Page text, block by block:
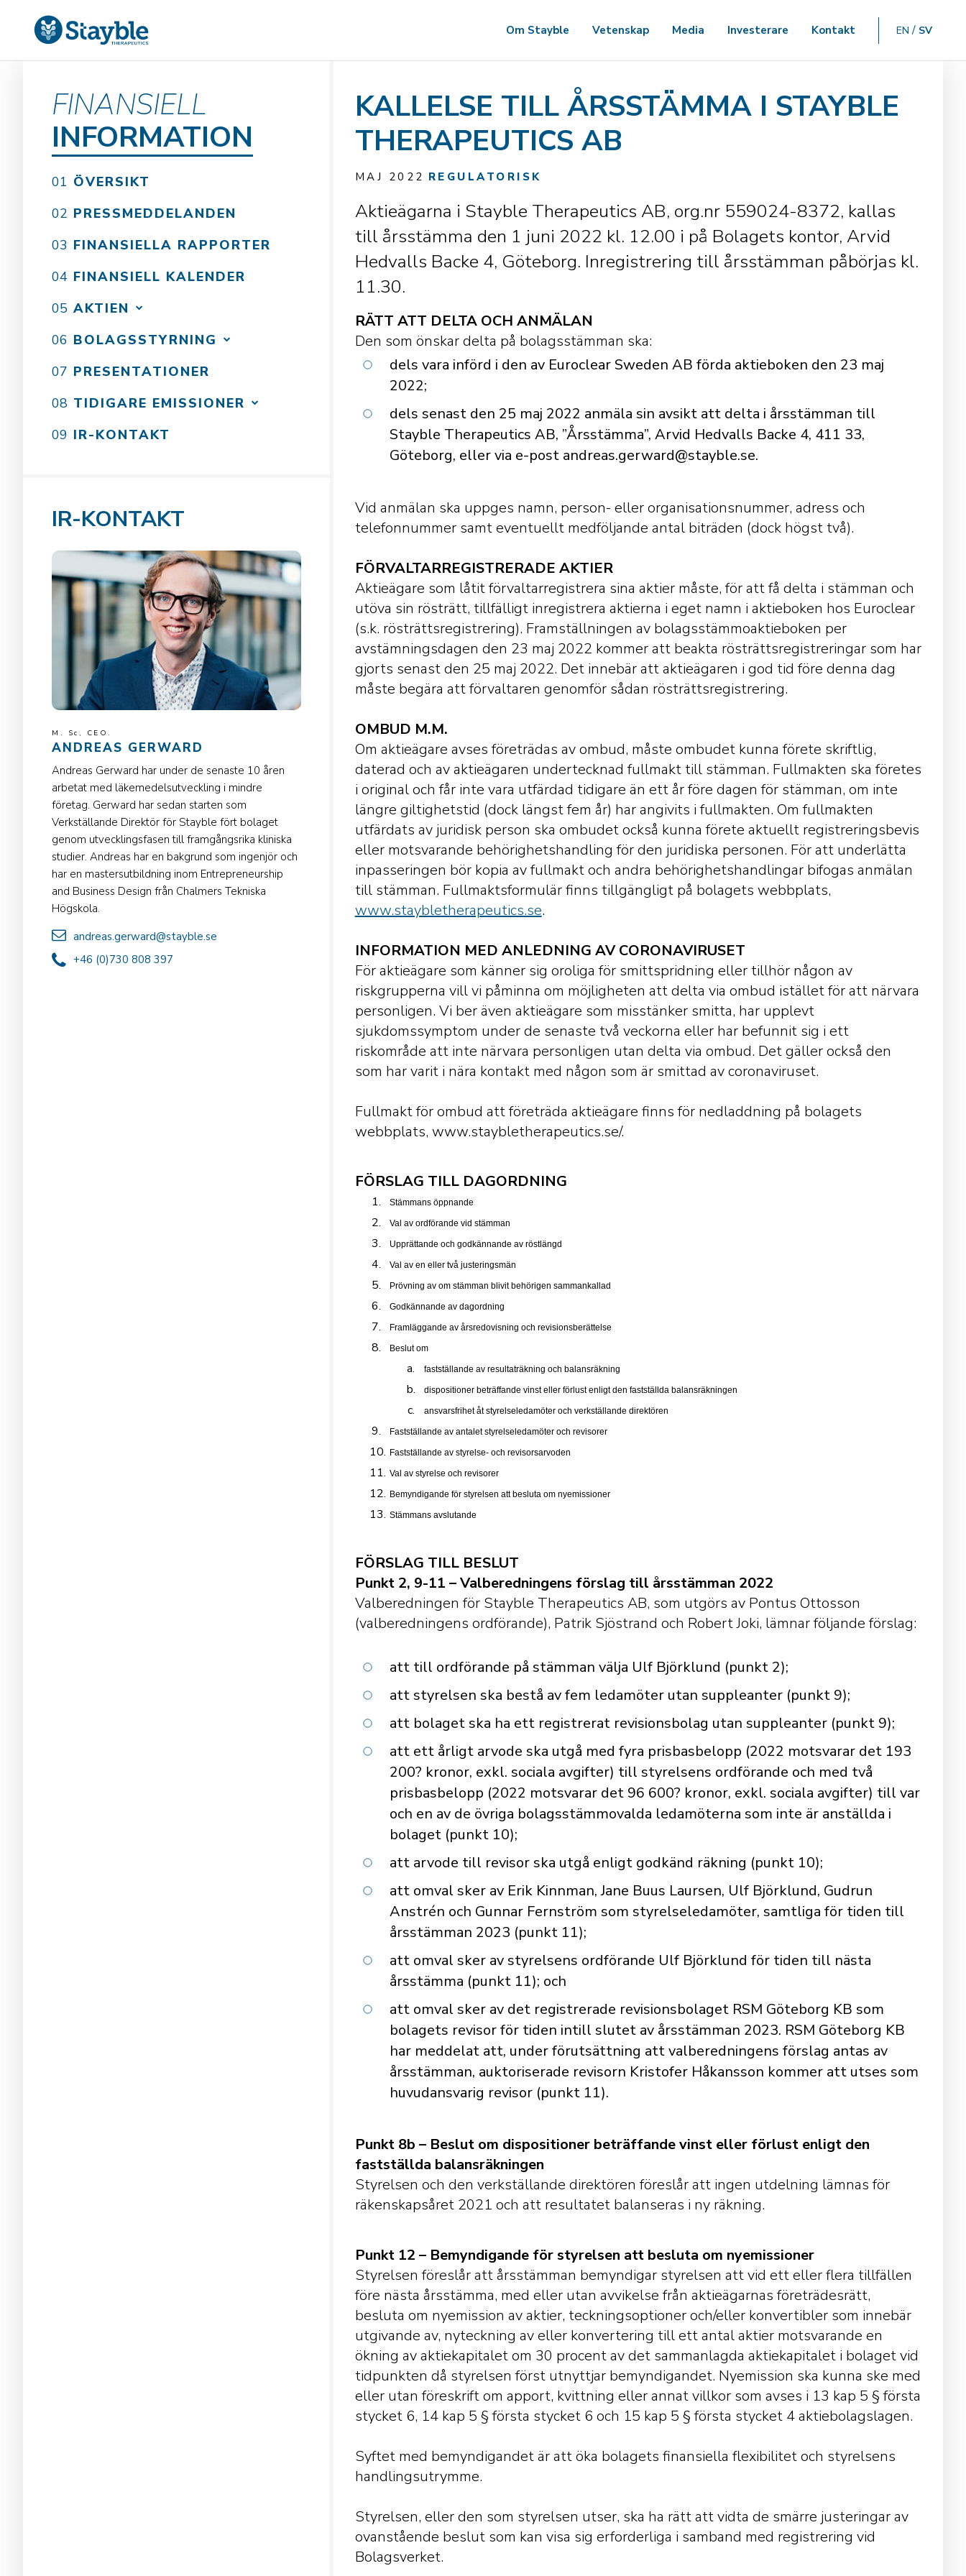
Om Stayble Vetenskap Media Investerare Kontakt EN SV
FINANSIELL
INFORMATION
ÖVERSIKT
PRESSMEDDELANDEN
FINANSIELLA RAPPORTER
FINANSIELL KALENDER
AKTIEN
BOLAGSSTYRNING
PRESENTATIONER
TIDIGARE EMISSIONER
IR-KONTAKT
IR-KONTAKT
M. Sc, CEO.
ANDREAS GERWARD
Andreas Gerward har under de senaste 10 åren
arbetat med läkemedelsutveckling i mindre
företag. Gerward har sedan starten som
Verkställande Direktör för Stayble fört bolaget
genom utvecklingsfasen till framgångsrika kliniska
studier. Andreas har en bakgrund som ingenjör och
har en mastersutbildning inom Entrepreneurship
and Business Design från Chalmers Tekniska
Högskola.
andreas.gerward@stayble.se
+46 (0)730 808 397
KALLELSE TILL ÅRSSTÄMMA I STAYBLE
THERAPEUTICS AB
MAJ 2022 REGULATORISK
Aktieägarna i Stayble Therapeutics AB, org.nr 559024-8372, kallas
till årsstämma den 1 juni 2022 kl. 12.00 i på Bolagets kontor, Arvid
Hedvalls Backe 4, Göteborg. Inregistrering till årsstämman påbörjas kl.
11.30.
RÄTT ATT DELTA OCH ANMÄLAN
Den som önskar delta på bolagsstämman ska:
dels vara införd i den av Euroclear Sweden AB förda aktieboken den 23 maj
2022;
dels senast den 25 maj 2022 anmäla sin avsikt att delta i årsstämman till
Stayble Therapeutics AB, ”Årsstämma”, Arvid Hedvalls Backe 4, 411 33,
Göteborg, eller via e-post andreas.gerward@stayble.se.
Vid anmälan ska uppges namn, person- eller organisationsnummer, adress och
telefonnummer samt eventuellt medföljande antal biträden (dock högst två).
FÖRVALTARREGISTRERADE AKTIER
Aktieägare som låtit förvaltarregistrera sina aktier måste, för att få delta i stämman och
utöva sin rösträtt, tillfälligt inregistrera aktierna i eget namn i aktieboken hos Euroclear
(s.k. rösträttsregistrering). Framställningen av bolagsstämmoaktieboken per
avstämningsdagen den 23 maj 2022 kommer att beakta rösträttsregistreringar som har
gjorts senast den 25 maj 2022. Det innebär att aktieägaren i god tid före denna dag
måste begära att förvaltaren genomför sådan rösträttsregistrering.
OMBUD M.M.
Om aktieägare avses företrädas av ombud, måste ombudet kunna förete skriftlig,
daterad och av aktieägaren undertecknad fullmakt till stämman. Fullmakten ska företes
i original och får inte vara utfärdad tidigare än ett år före dagen för stämman, om inte
längre giltighetstid (dock längst fem år) har angivits i fullmakten. Om fullmakten
utfärdats av juridisk person ska ombudet också kunna förete aktuellt registreringsbevis
eller motsvarande behörighetshandling för den juridiska personen. För att underlätta
inpasseringen bör kopia av fullmakt och andra behörighetshandlingar bifogas anmälan
till stämman. Fullmaktsformulär finns tillgängligt på bolagets webbplats,
www.staybletherapeutics.se.
INFORMATION MED ANLEDNING AV CORONAVIRUSET
För aktieägare som känner sig oroliga för smittspridning eller tillhör någon av
riskgrupperna vill vi påminna om möjligheten att delta via ombud istället för att närvara
personligen. Vi ber även aktieägare som misstänker smitta, har upplevt
sjukdomssymptom under de senaste två veckorna eller har befunnit sig i ett
riskområde att inte närvara personligen utan delta via ombud. Det gäller också den
som har varit i nära kontakt med någon som är smittad av coronaviruset.
Fullmakt för ombud att företräda aktieägare finns för nedladdning på bolagets
webbplats, www.staybletherapeutics.se/.
FÖRSLAG TILL DAGORDNING
Stämmans öppnande
Val av ordförande vid stämman
Upprättande och godkännande av röstlängd
Val av en eller två justeringsmän
Prövning av om stämman blivit behörigen sammankallad
Godkännande av dagordning
Framläggande av årsredovisning och revisionsberättelse
Beslut om
fastställande av resultaträkning och balansräkning
dispositioner beträffande vinst eller förlust enligt den fastställda balansräkningen
ansvarsfrihet åt styrelseledamöter och verkställande direktören
Fastställande av antalet styrelseledamöter och revisorer
Fastställande av styrelse- och revisorsarvoden
Val av styrelse och revisorer
Bemyndigande för styrelsen att besluta om nyemissioner
Stämmans avslutande
FÖRSLAG TILL BESLUT
Punkt 2, 9-11 – Valberedningens förslag till årsstämman 2022
Valberedningen för Stayble Therapeutics AB, som utgörs av Pontus Ottosson
(valberedningens ordförande), Patrik Sjöstrand och Robert Joki, lämnar följande förslag:
att till ordförande på stämman välja Ulf Björklund (punkt 2);
att styrelsen ska bestå av fem ledamöter utan suppleanter (punkt 9);
att bolaget ska ha ett registrerat revisionsbolag utan suppleanter (punkt 9);
att ett årligt arvode ska utgå med fyra prisbasbelopp (2022 motsvarar det 193
200? kronor, exkl. sociala avgifter) till styrelsens ordförande och med två
prisbasbelopp (2022 motsvarar det 96 600? kronor, exkl. sociala avgifter) till var
och en av de övriga bolagsstämmovalda ledamöterna som inte är anställda i
bolaget (punkt 10);
att arvode till revisor ska utgå enligt godkänd räkning (punkt 10);
att omval sker av Erik Kinnman, Jane Buus Laursen, Ulf Björklund, Gudrun
Anstrén och Gunnar Fernström som styrelseledamöter, samtliga för tiden till
årsstämman 2023 (punkt 11);
att omval sker av styrelsens ordförande Ulf Björklund för tiden till nästa
årsstämma (punkt 11); och
att omval sker av det registrerade revisionsbolaget RSM Göteborg KB som
bolagets revisor för tiden intill slutet av årsstämman 2023. RSM Göteborg KB
har meddelat att, under förutsättning att valberedningens förslag antas av
årsstämman, auktoriserade revisorn Kristofer Håkansson kommer att utses som
huvudansvarig revisor (punkt 11).
Punkt 8b – Beslut om dispositioner beträffande vinst eller förlust enligt den
fastställda balansräkningen
Styrelsen och den verkställande direktören föreslår att ingen utdelning lämnas för
räkenskapsåret 2021 och att resultatet balanseras i ny räkning.
Punkt 12 – Bemyndigande för styrelsen att besluta om nyemissioner
Styrelsen föreslår att årsstämman bemyndigar styrelsen att vid ett eller flera tillfällen
före nästa årsstämma, med eller utan avvikelse från aktieägarnas företrädesrätt,
besluta om nyemission av aktier, teckningsoptioner och/eller konvertibler som innebär
utgivande av, nyteckning av eller konvertering till ett antal aktier motsvarande en
ökning av aktiekapitalet om 30 procent av det sammanlagda aktiekapitalet i bolaget vid
tidpunkten då styrelsen först utnyttjar bemyndigandet. Nyemission ska kunna ske med
eller utan föreskrift om apport, kvittning eller annat villkor som avses i 13 kap 5 § första
stycket 6, 14 kap 5 § första stycket 6 och 15 kap 5 § första stycket 4 aktiebolagslagen.
Syftet med bemyndigandet är att öka bolagets finansiella flexibilitet och styrelsens
handlingsutrymme.
Styrelsen, eller den som styrelsen utser, ska ha rätt att vidta de smärre justeringar av
ovanstående beslut som kan visa sig erforderliga i samband med registrering vid
Bolagsverket.